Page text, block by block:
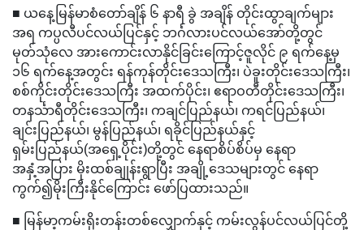
■ ယနေ့မြန်မာစံတော်ချိန် ၆ နာရီ ခွဲ အချိန် တိုင်းထွာချက်များ
အရ ကပ္ပလီပင်လယ်ပြင်နှင့် ဘင်္ဂလားပင်လယ်အော်တို့တွင်
မုတ်သုံလေ အားကောင်းလာနိုင်ခြင်းကြောင့်ဇူလိုင် ၉ ရက်နေ့မှ
၁၆ ရက်နေ့အတွင်း ရန်ကုန်တိုင်းဒေသကြီး၊ ပဲခူးတိုင်းဒေသကြီး၊
စစ်ကိုင်းတိုင်းဒေသကြီး အထက်ပိုင်း၊ ဧရာဝတီတိုင်းဒေသကြီး၊
တနင်္သာရီတိုင်းဒေသကြီး၊ ကချင်ပြည်နယ်၊ ကရင်ပြည်နယ်၊
ချင်းပြည်နယ်၊ မွန်ပြည်နယ်၊ ရခိုင်ပြည်နယ်နှင့်
ရှမ်းပြည်နယ်(အရှေ့ပိုင်း)တို့တွင် နေရာစိပ်စိပ်မှ နေရာ
အနှံ့အပြား မိုးထစ်ချုန်းရွာပြီး အချို့ဒေသများတွင် နေရာ
ကွက်၍မိုးကြီးနိုင်ကြောင်း ဖော်ပြထားသည်။
■ မြန်မာ့ကမ်းရိုးတန်းတစ်လျှောက်နှင့် ကမ်းလွန်ပင်လယ်ပြင်တို့